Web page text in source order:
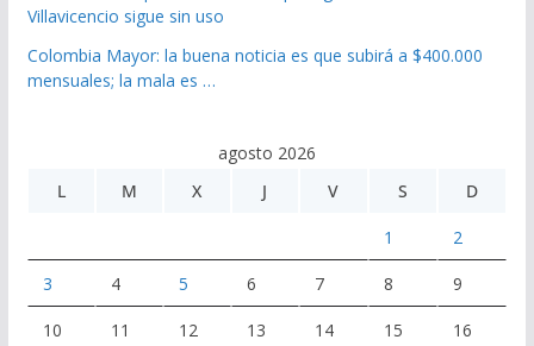
Villavicencio sigue sin uso
Colombia Mayor: la buena noticia es que subirá a $400.000
mensuales; la mala es …
agosto 2026
L
M X J V S D
1 2
3 4 5 6 7 8 9
10 11 12 13 14 15 16